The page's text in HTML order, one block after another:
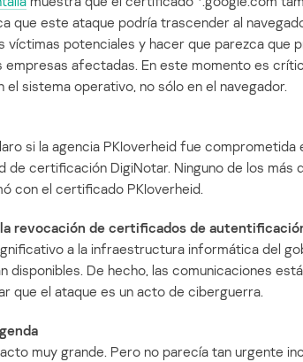
que este ataque podría trascender al
víctimas potenciales y hacer que parezca que
empresas afectadas. En este momento es
el sistema operativo, no sólo en el navegador.
si la agencia PKIoverheid fue comprometida
de certificación DigiNotar. Ninguno de los
con el certificado PKIoverheid.
revocación de certificados de
a la infraestructura informática del
disponibles. De hecho, las comunicaciones
que el ataque es un acto de ciberguerra.
muy grande. Pero no parecía tan urgente